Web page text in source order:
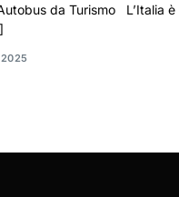
da Turismo L’Italia è